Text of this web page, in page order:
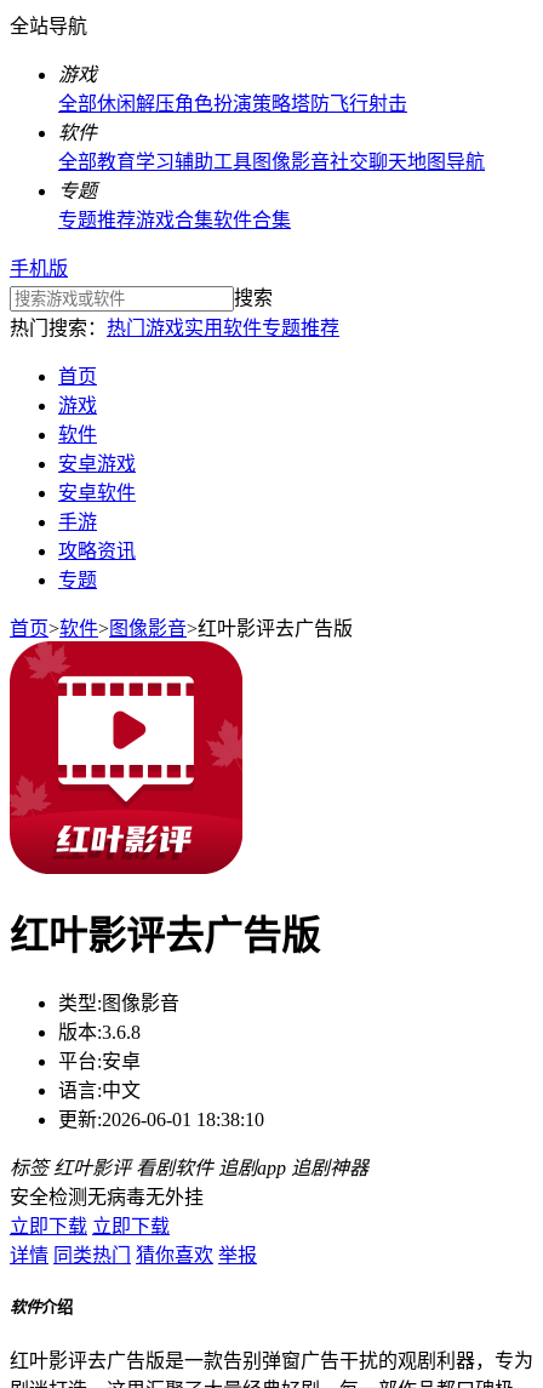
全站导航
游戏
全部休闲解压角色扮演策略塔防飞行射击
软件
全部教育学习辅助工具图像影音社交聊天地图导航
专题
专题推荐游戏合集软件合集
手机版
搜索
热门搜索： 热门游戏实用软件专题推荐
首页
游戏
软件
安卓游戏
安卓软件
手游
攻略资讯
专题
首页>软件>图像影音>红叶影评去广告版
红叶影评去广告版
类型: 图像影音
版本:3.6.8
平台:安卓
语言:中文
更新:2026-06-01 18:38:10
标签 红叶影评 看剧软件 追剧app 追剧神器
安全检测无病毒无外挂
立即下载 立即下载
详情 同类热门 猜你喜欢 举报
软件介绍
红叶影评去广告版是一款告别弹窗广告干扰的观剧利器，专为